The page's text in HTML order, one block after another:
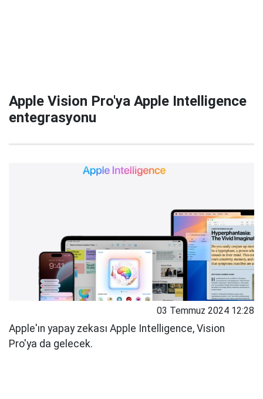
Apple Vision Pro'ya Apple Intelligence
entegrasyonu
03 Temmuz 2024 12:28
Apple'ın yapay zekası Apple Intelligence, Vision
Pro'ya da gelecek.